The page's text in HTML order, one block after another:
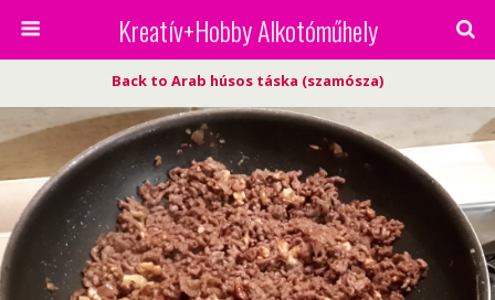
Kreatív+Hobby Alkotóműhely
Back to Arab húsos táska (szamósza)